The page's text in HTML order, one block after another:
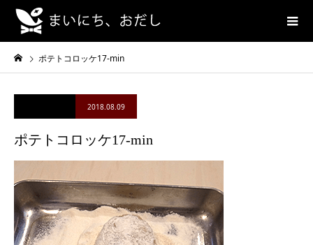
ポテトコロッケ17-min
2018.08.09
ポテトコロッケ17-min